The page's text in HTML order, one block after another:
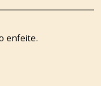
enfeite.